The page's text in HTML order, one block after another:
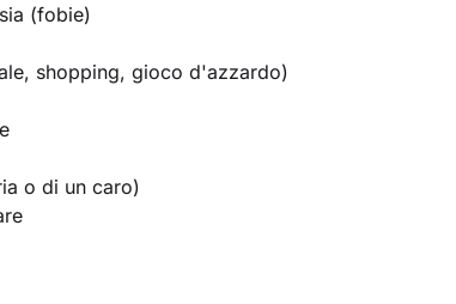
(fobie)
shopping, gioco d'azzardo)
o di un caro)